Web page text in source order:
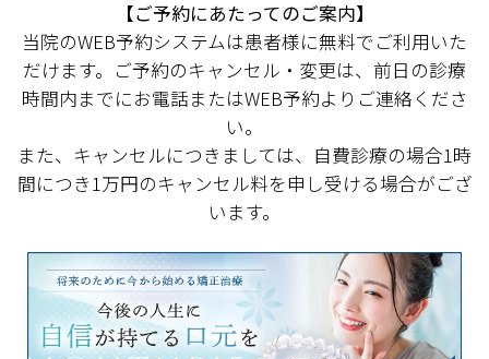
【ご予約にあたってのご案内】
当院のWEB予約システムは患者様に無料でご利用いた
だけます。ご予約のキャンセル・変更は、前日の診療
時間内までにお電話またはWEB予約よりご連絡くださ
い。
また、キャンセルにつきましては、自費診療の場合1時
間につき1万円のキャンセル料を申し受ける場合がござ
います。